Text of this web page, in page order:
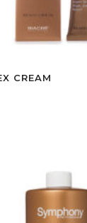
CREAM
CREAM